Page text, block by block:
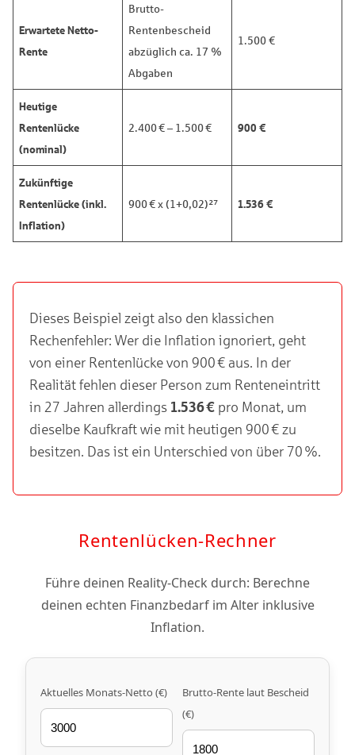
Erwartete Netto-
Rente
Brutto-
Rentenbescheid
abzüglich ca. 17 %
Abgaben
1.500 €
Heutige
Rentenlücke
(nominal)
2.400 € – 1.500 € 900 €
Zukünftige
Rentenlücke (inkl.
Inflation)
900 € x (1+0,02)²⁷ 1.536 €
Dieses Beispiel zeigt also den klassichen
Rechenfehler: Wer die Inflation ignoriert, geht
von einer Rentenlücke von 900 € aus. In der
Realität fehlen dieser Person zum Renteneintritt
in 27 Jahren allerdings 1.536 € pro Monat, um
dieselbe Kaufkraft wie mit heutigen 900 € zu
besitzen. Das ist ein Unterschied von über 70 %.
Rentenlücken-Rechner
Führe deinen Reality-Check durch: Berechne
deinen echten Finanzbedarf im Alter inklusive
Inflation.
Aktuelles Monats-Netto (€)
Brutto-Rente laut Bescheid
(€)